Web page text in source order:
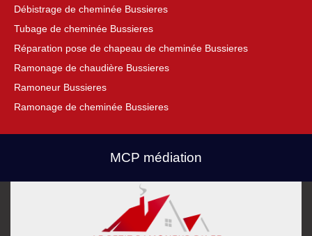
Débistrage de cheminée Bussieres
Tubage de cheminée Bussieres
Réparation pose de chapeau de cheminée Bussieres
Ramonage de chaudière Bussieres
Ramoneur Bussieres
Ramonage de cheminée Bussieres
MCP médiation